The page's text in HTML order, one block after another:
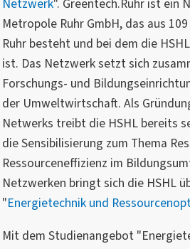
Netzwerk". Greentech.Ruhr ist ein
Metropole Ruhr GmbH, das aus
Ruhr besteht und bei dem die
ist. Das Netzwerk setzt sich
Forschungs- und
der Umweltwirtschaft. Als
Netwerks treibt die HSHL bereits
die Sensibilisierung zum Thema
Ressourceneffizienz im
Netzwerken bringt sich die HSHL
"Energietechnik und
Mit dem Studienangebot